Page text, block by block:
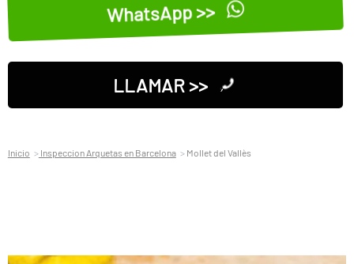
WhatsApp >>
LLAMAR >>
Inicio Inspeccion Arquetas en Barcelona Mollet del Vallès